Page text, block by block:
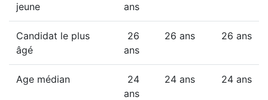
jeune
ans
Candidat le plus
âgé
26
ans
26 ans 26 ans
Age médian
24
ans
24 ans 24 ans